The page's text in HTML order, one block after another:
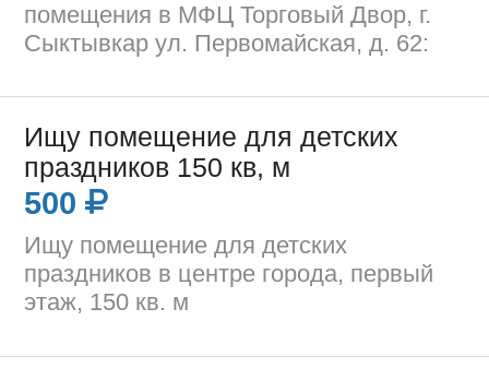
помещения в МФЦ Торговый Двор, г.
Сыктывкар ул. Первомайская, д. 62:
Ищу помещение для детских
праздников 150 кв, м
500
Ищу помещение для детских
праздников в центре города, первый
этаж, 150 кв. м